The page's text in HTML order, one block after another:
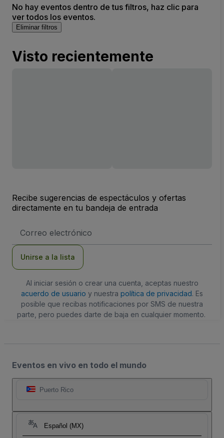
No hay eventos dentro de tus filtros, haz clic para
ver todos los eventos.
Eliminar filtros
Visto recientemente
Recibe sugerencias de espectáculos y ofertas
directamente en tu bandeja de entrada
de
Unirse a la lista
Al iniciar sesión o crear una cuenta, aceptas nuestro
acuerdo de usuario y nuestra política de privacidad. Es
posible que recibas notificaciones por SMS de nuestra
parte, pero puedes darte de baja en cualquier momento.
Eventos en vivo en todo el mundo
Puerto Rico
Español (MX)